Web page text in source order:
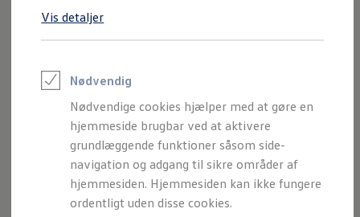
Vis detaljer
Nødvendig
Nødvendige cookies hjælper med at gøre en
hjemmeside brugbar ved at aktivere
grundlæggende funktioner såsom side-
navigation og adgang til sikre områder af
hjemmesiden. Hjemmesiden kan ikke fungere
ordentligt uden disse cookies.
Udregn din rækkevidde
Lær din ID. at kende
Varmepumpe
Energieffektivitet
Teaser Battery Regulation
Software og konnektivitet
ID. Software 6.0
ID.- softwareversioner og opdateringer
Grænseflader til din ID.
Køb og leasing
Lagerbiler til hurtig levering